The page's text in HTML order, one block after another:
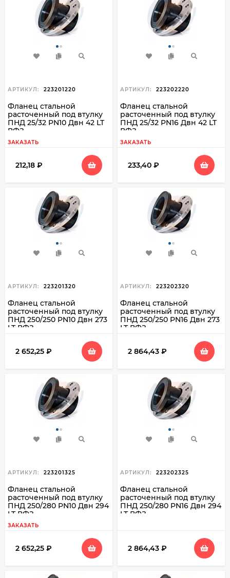
АРТИКУЛ: 223201220
Фланец стальной
расточенный под втулку
ПНД 25/32 PN10 Двн 42 LT
ВФЗ
ЗАКАЗАТЬ
212,18 ₽
АРТИКУЛ: 223202220
Фланец стальной
расточенный под втулку
ПНД 25/32 PN16 Двн 42 LT
ВФЗ
ЗАКАЗАТЬ
233,40 ₽
АРТИКУЛ: 223201320
Фланец стальной
расточенный под втулку
ПНД 250/250 PN10 Двн 273
LT ВФЗ
2 652,25 ₽
АРТИКУЛ: 223202320
Фланец стальной
расточенный под втулку
ПНД 250/250 PN16 Двн 273
LT ВФЗ
2 864,43 ₽
АРТИКУЛ: 223201325
Фланец стальной
расточенный под втулку
ПНД 250/280 PN10 Двн 294
LT ВФЗ
ЗАКАЗАТЬ
2 652,25 ₽
АРТИКУЛ: 223202325
Фланец стальной
расточенный под втулку
ПНД 250/280 PN16 Двн 294
LT ВФЗ
2 864,43 ₽